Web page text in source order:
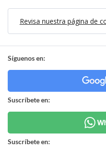
Revisa nuestra página de
Síguenos en:
Suscríbete en:
Suscríbete en: